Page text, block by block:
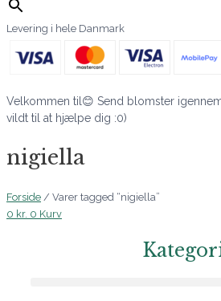
Levering i hele Danmark
Velkommen til😊 Send blomster
vildt til at hjælpe dig :0)
nigiella
Forside / Varer tagged “nigiella”
0 kr. 0 Kurv